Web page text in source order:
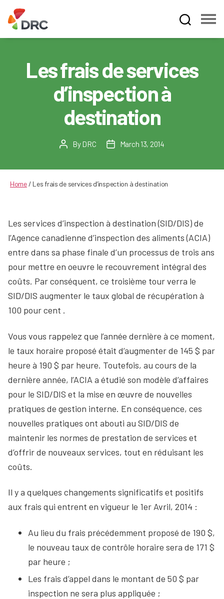
Dispute
Resolution
Corporation
Les frais de services
d’inspection à
destination
PostBy DRC
PostMarch 13, 2014
Home/ Les frais de services d’inspection à destination
Les services d’inspection à destination (SID/DIS) de
l’Agence canadienne d’inspection des aliments (ACIA)
entre dans sa phase finale d’un processus de trois ans
pour mettre en oeuvre le recouvrement intégral des
coûts. Par conséquent, ce troisième tour verra le
SID/DIS augmenter le taux global de récupération à
100 pour cent .
Vous vous rappelez que l’année dernière à ce moment,
le taux horaire proposé était d’augmenter de 145 $ par
heure à 190 $ par heure. Toutefois, au cours de la
dernière année, l’ACIA a étudié son modèle d’affaires
pour le SID/DIS et la mise en œuvre de nouvelles
pratiques de gestion interne. En conséquence, ces
nouvelles pratiques ont abouti au SID/DIS de
maintenir les normes de prestation de services et
d’offrir de nouveaux services, tout en réduisant les
coûts.
Il y a quelques changements significatifs et positifs
aux frais qui entrent en vigueur le 1er Avril, 2014 :
Au lieu du frais précédemment proposé de 190 $,
le nouveau taux de contrôle horaire sera de 171 $
par heure ;
Les frais d’appel dans le montant de 50 $ par
inspection ne sera plus appliquée ;